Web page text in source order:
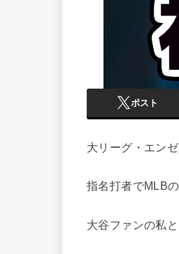
ポスト
大リーグ・エン
指名打者でMLB
大谷ファンの私